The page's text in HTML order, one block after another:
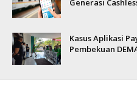
Generasi
Kasus Aplikasi
Pembekuan